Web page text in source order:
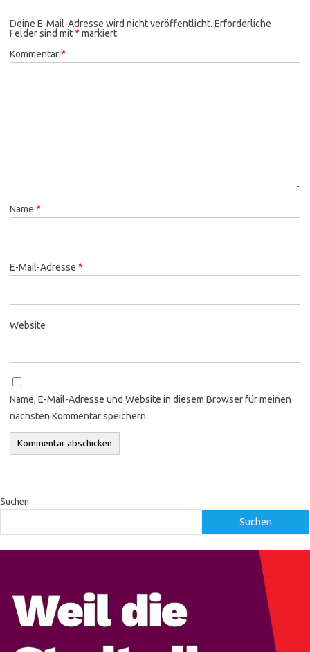
Deine E-Mail-Adresse wird nicht veröffentlicht. Erforderliche
Felder sind mit* markiert
Kommentar*
Name *
E-Mail-Adresse *
Website
Name, E-Mail-Adresse und Website in diesem Browser für meinen
nächsten Kommentar speichern.
Suchen
Suchen